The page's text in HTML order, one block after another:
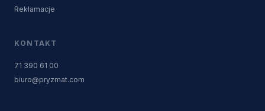
Reklamacje
KONTAKT
71 390 61 00
biuro@pryzmat.com